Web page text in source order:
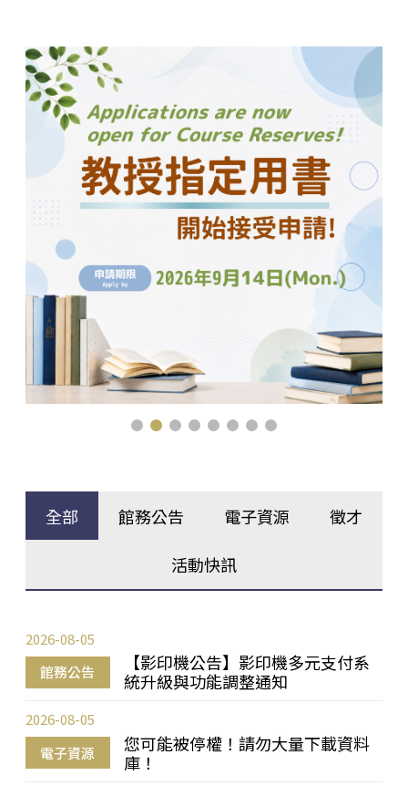
全部 館務公告 電子資源 徵才
活動快訊
館務公告
【影印機公告】影印機多元支付系
統升級與功能調整通知
2026-08-05
電子資源
您可能被停權！請勿大量下載資料
庫！
2026-08-05